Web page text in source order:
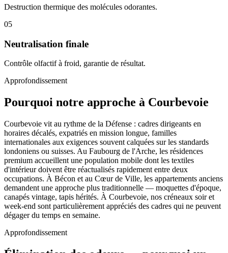
Destruction thermique des molécules odorantes.
05
Neutralisation finale
Contrôle olfactif à froid, garantie de résultat.
Approfondissement
Pourquoi notre approche à Courbevoie
Courbevoie vit au rythme de la Défense : cadres dirigeants en
horaires décalés, expatriés en mission longue, familles
internationales aux exigences souvent calquées sur les standards
londoniens ou suisses. Au Faubourg de l'Arche, les résidences
premium accueillent une population mobile dont les textiles
d'intérieur doivent être réactualisés rapidement entre deux
occupations. À Bécon et au Cœur de Ville, les appartements anciens
demandent une approche plus traditionnelle — moquettes d'époque,
canapés vintage, tapis hérités. À Courbevoie, nos créneaux soir et
week-end sont particulièrement appréciés des cadres qui ne peuvent
dégager du temps en semaine.
Approfondissement